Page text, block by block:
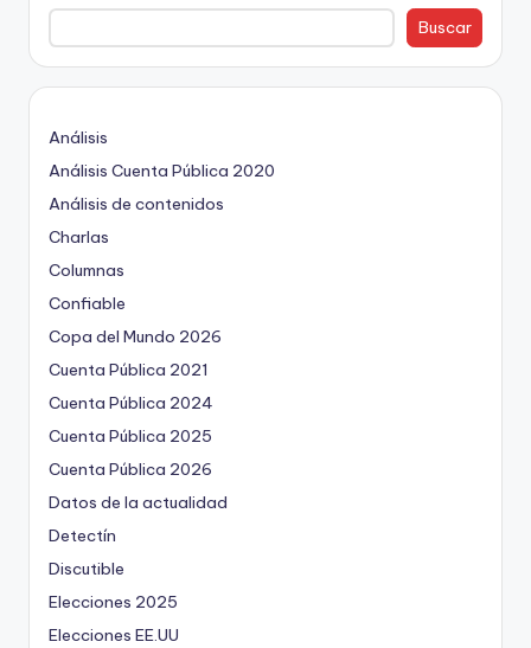
Buscar
Análisis
Análisis Cuenta Pública 2020
Análisis de contenidos
Charlas
Columnas
Confiable
Copa del Mundo 2026
Cuenta Pública 2021
Cuenta Pública 2024
Cuenta Pública 2025
Cuenta Pública 2026
Datos de la actualidad
Detectín
Discutible
Elecciones 2025
Elecciones EE.UU